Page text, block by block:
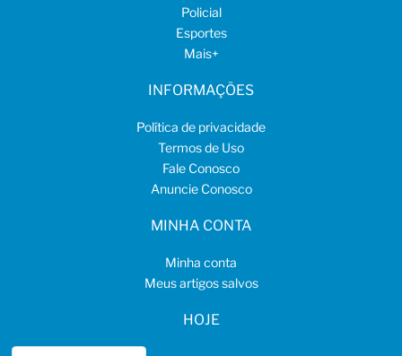
Policial
Esportes
Mais+
INFORMAÇÕES
Política de privacidade
Termos de Uso
Fale Conosco
Anuncie Conosco
MINHA CONTA
Minha conta
Meus artigos salvos
HOJE